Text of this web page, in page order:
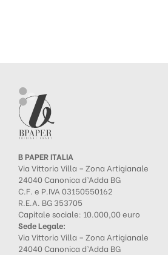
B PAPER ITALIA
Via Vittorio Villa – Zona Artigianale
24040 Canonica d’Adda BG
C.F. e P.IVA 03150550162
R.E.A. BG 353705
Capitale sociale: 10.000,00 euro
Sede Legale:
Via Vittorio Villa – Zona Artigianale
24040 Canonica d’Adda BG